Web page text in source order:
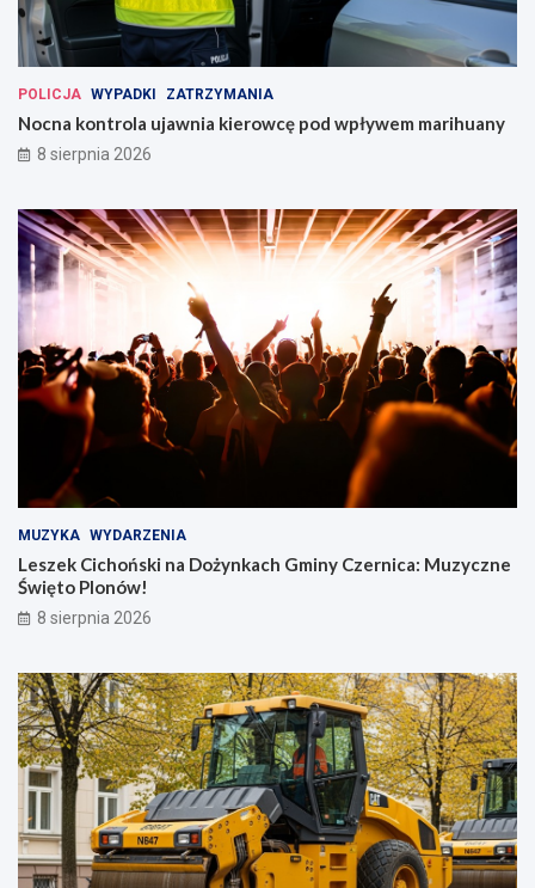
POLICJA WYPADKI ZATRZYMANIA
Nocna kontrola ujawnia kierowcę pod wpływem marihuany
8 sierpnia 2026
MUZYKA WYDARZENIA
Leszek Cichoński na Dożynkach Gminy Czernica: Muzyczne
Święto Plonów!
8 sierpnia 2026